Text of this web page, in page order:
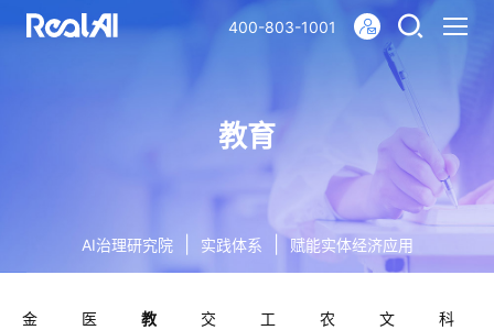
400-803-1001
教育
AI治理研究院 实践体系 赋能实体经济应用
金
医
教
交
工
农
文
科